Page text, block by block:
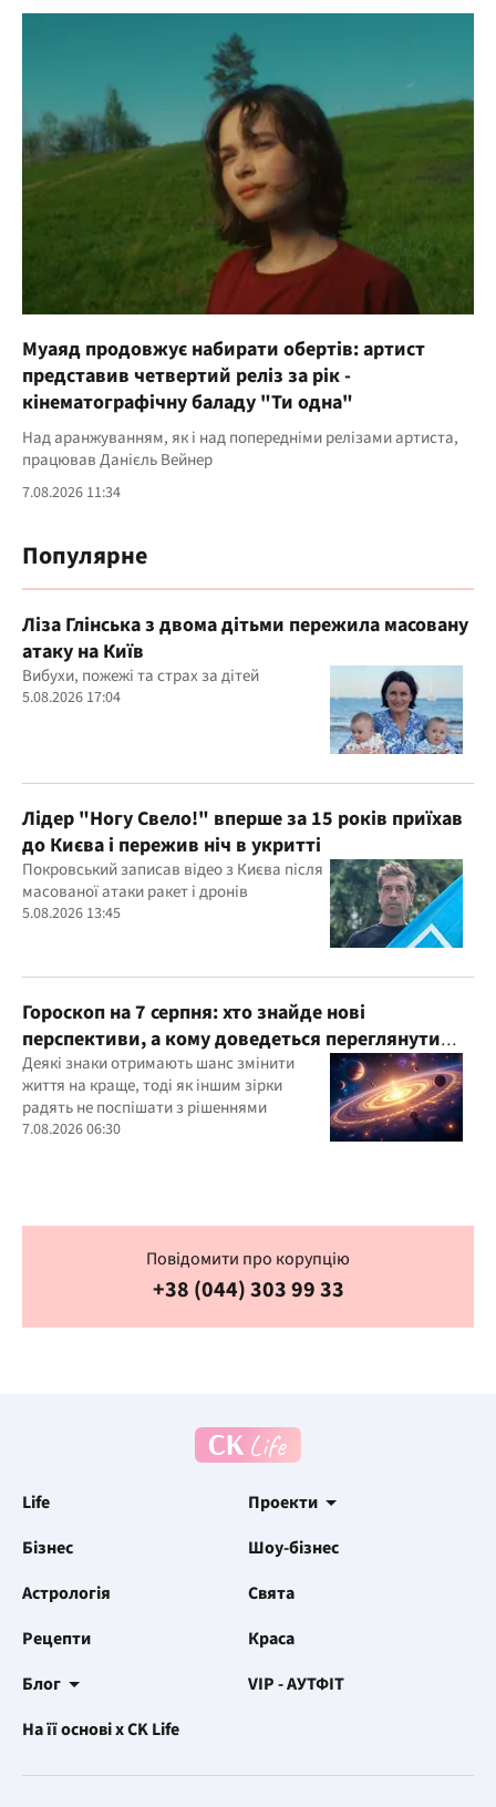
Муаяд продовжує набирати обертів: артист
представив четвертий реліз за рік -
кінематографічну баладу "Ти одна"
Над аранжуванням, як і над попередніми релізами артиста,
працював Данієль Вейнер
7.08.2026 11:34
Популярне
Ліза Глінська з двома дітьми пережила масовану
атаку на Київ
Вибухи, пожежі та страх за дітей
5.08.2026 17:04
Лідер "Ногу Свело!" вперше за 15 років приїхав
до Києва і пережив ніч в укритті
Покровський записав відео з Києва після
масованої атаки ракет і дронів
5.08.2026 13:45
Гороскоп на 7 серпня: хто знайде нові
перспективи, а кому доведеться переглянути
свої пріоритети
Деякі знаки отримають шанс змінити
життя на краще, тоді як іншим зірки
радять не поспішати з рішеннями
7.08.2026 06:30
Повідомити про корупцію
+38 (044) 303 99 33
Life
Проекти
Бізнес
Шоу-бізнес
Астрологія
Свята
Рецепти
Краса
Блог
VIP - АУТФІТ
На її основі x CK Life